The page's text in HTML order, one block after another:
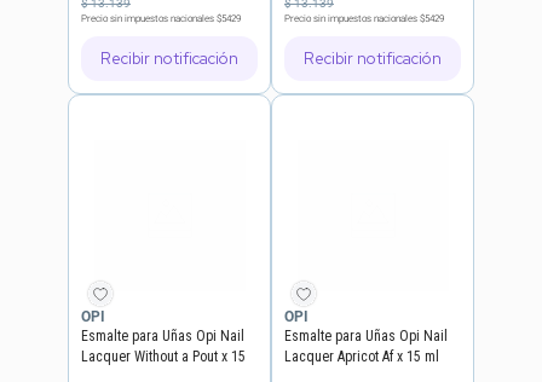
Precio sin impuestos nacionales $5429
Recibir notificación
Precio sin impuestos nacionales $5429
Recibir notificación
OPI
Esmalte para Uñas Opi Nail
Lacquer Without a Pout x 15
OPI
Esmalte para Uñas Opi Nail
Lacquer Apricot Af x 15 ml